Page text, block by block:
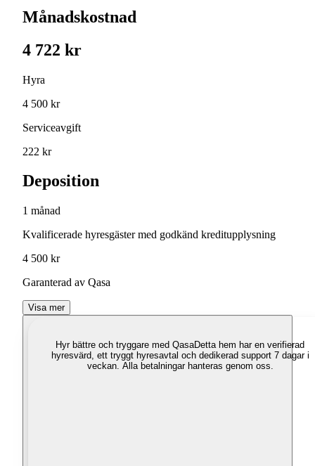
Månadskostnad
4 722 kr
Hyra
4 500 kr
Serviceavgift
222 kr
Deposition
1 månad
Kvalificerade hyresgäster med godkänd kreditupplysning
4 500 kr
Garanterad av Qasa
Visa mer
Hyr bättre och tryggare med QasaDetta hem har en verifierad
hyresvärd, ett tryggt hyresavtal och dedikerad support 7 dagar i
veckan. Alla betalningar hanteras genom oss.